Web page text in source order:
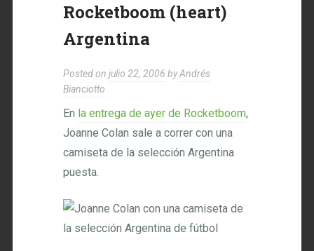
Rocketboom (heart)
Argentina
Posted onjulio 22, 2006 byAndrés
Bianciotto
En la entrega de ayer de Rocketboom,
Joanne Colan sale a correr con una
camiseta de la selección Argentina
puesta.